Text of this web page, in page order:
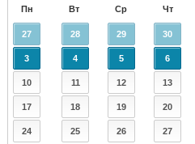
Пн Вт Ср Чт
27 28 29 30
3 4 5 6
10 11 12 13
17 18 19 20
24 25 26 27